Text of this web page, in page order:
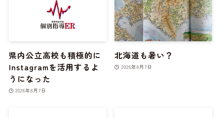
県内公立高校も積極的に
Instagramを活用するよ
うになった
2026年8月7日
北海道も暑い？
2026年8月7日